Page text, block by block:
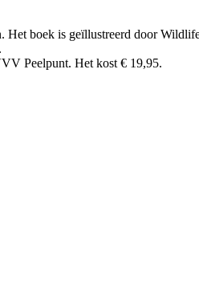
boek is geïllustreerd door
Peelpunt. Het kost € 19,95.